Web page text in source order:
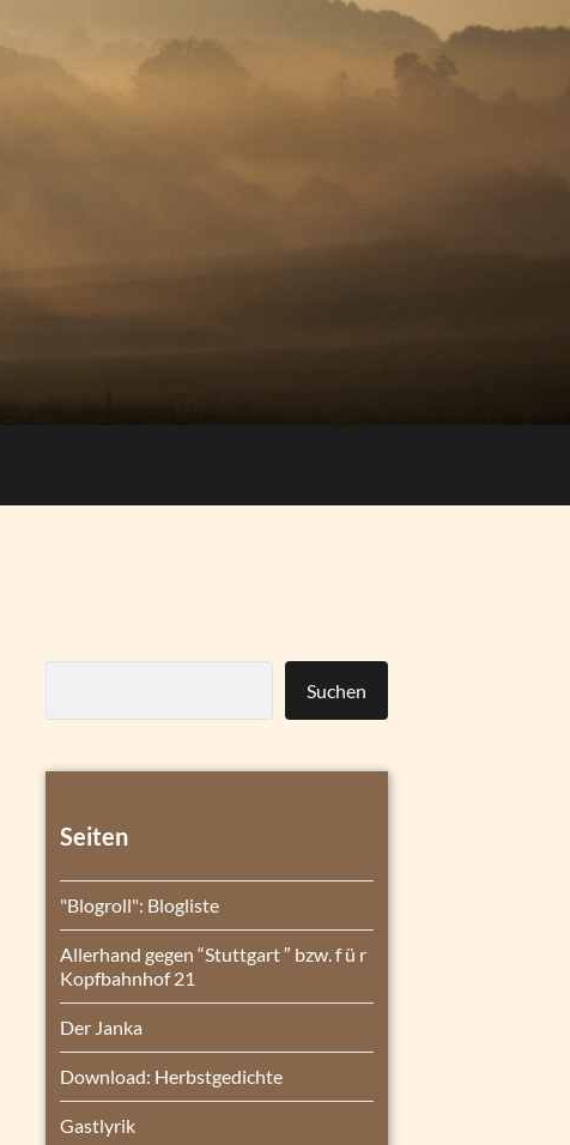
Suchen
Seiten
"Blogroll": Blogliste
Allerhand gegen “Stuttgart ″ bzw. f ü r
Kopfbahnhof 21
Der Janka
Download: Herbstgedichte
Gastlyrik